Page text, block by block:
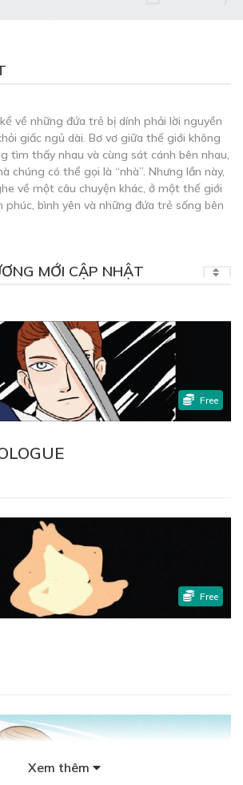
về những đứa trẻ bị dính phải lời nguyền
giấc ngủ dài. Bơ vơ giữa thế giới không
tìm thấy nhau và cùng sát cánh bên nhau,
chúng có thể gọi là “nhà”. Nhưng lần này,
về một câu chuyện khác, ở một thế giới
phúc, bình yên và những đứa trẻ sống bên
MỚI CẬP NHẬT
Free
Free
Xem thêm